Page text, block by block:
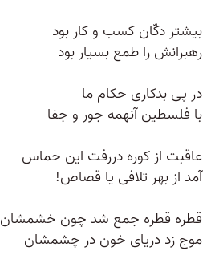
بیشتر دکّان کسب و کار بود
رهبرانش را طمع بسیار بود
در پی بدکاری حکام ما
با فلسطین آنهمه جور و جفا
عاقبت از کوره دررفت این حماس
آمد از بهر تلافی یا قصاص!
قطره قطره جمع شد چون خشمشان
موج زد دریای خون در چشمشان